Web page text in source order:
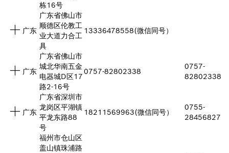
栋16号
广东
广东省佛山市
顺德区伦教工
业大道力合工
具
13336478558(微信同号）
广东
广东省佛山市
城北华南五金
电器城D区17
路2-16号
0757-82802338
0757-
82802338
广东
广东省深圳市
龙岗区平湖镇
平龙东路88
号
18211569963(微信同号）
0755-
28456827
福州市仓山区
盖山镇珠浦路